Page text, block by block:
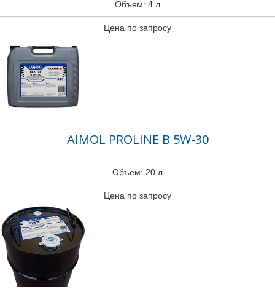
Объем: 4 л
Цена по запросу
AIMOL PROLINE B 5W-30
Объем: 20 л
Цена по запросу